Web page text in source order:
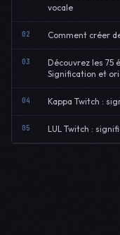
vocale
02 Comment créer
03
Découvrez les 75
Signification et
04 Kappa Twitch :
05 LUL Twitch :